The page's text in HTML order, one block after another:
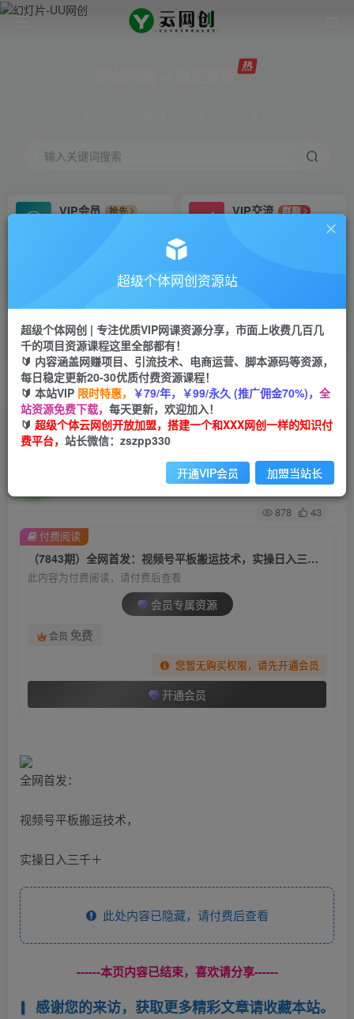
输入关键词搜索
VIP会员
抢先
VIP交流
群聊
研究探讨更多创业项目路子。
会员专属推广链接
招募站长
挂机
项目
脚本卡密
APP下载
GO
首页 创业课程 会员专属 正文
（7843期）全网首发：视频号平板搬运技术，实
操日入三千＋
关注 私信
878 43
（7843期）全网首发：视频号平板搬运技术，实操日入三千＋
此内容为付费阅读，请付费后查看
会员专属资源
会员 免费
您暂无购买权限，请先开通会员
开通会员
付费阅读
全网首发：
视频号平板搬运技术，
实操日入三千＋
此处内容已隐藏，请付费后查看
------本页内容已结束，喜欢请分享------
感谢您的来访，获取更多精彩文章请收藏本站。
超级个体网创资源站
超级个体网创 | 专注优质VIP网课资源分享，市面上收费几百几
千的项目资源课程这里全部都有！
🔰 内容涵盖网赚项目、引流技术、电商运营、脚本源码等资源，
每日稳定更新20-30优质付费资源课程！
🔰 本站VIP 限时特惠， ￥79/年，￥99/永久 (推广佣金70%)， 全
站资源免费下载， 每天更新，欢迎加入！
🔰 超级个体云网创开放加盟，搭建一个和XXX网创一样的知识付
费平台， 站长微信：zszpp330
开通VIP会员 加盟当站长